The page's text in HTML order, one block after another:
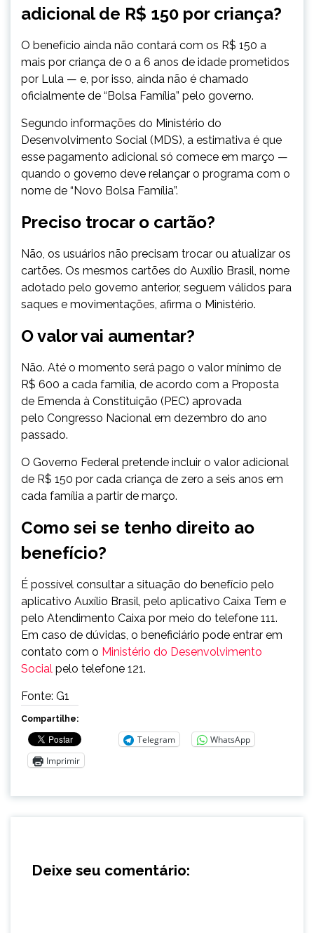
adicional de R$ 150 por criança?
O benefício ainda não contará com os R$ 150 a
mais por criança de 0 a 6 anos de idade prometidos
por Lula — e, por isso, ainda não é chamado
oficialmente de “Bolsa Família” pelo governo.
Segundo informações do Ministério do
Desenvolvimento Social (MDS), a estimativa é que
esse pagamento adicional só comece em março —
quando o governo deve relançar o programa com o
nome de “Novo Bolsa Família”.
Preciso trocar o cartão?
Não, os usuários não precisam trocar ou atualizar os
cartões. Os mesmos cartões do Auxílio Brasil, nome
adotado pelo governo anterior, seguem válidos para
saques e movimentações, afirma o Ministério.
O valor vai aumentar?
Não. Até o momento será pago o valor mínimo de
R$ 600 a cada família, de acordo com a Proposta
de Emenda à Constituição (PEC) aprovada
pelo Congresso Nacional em dezembro do ano
passado.
O Governo Federal pretende incluir o valor adicional
de R$ 150 por cada criança de zero a seis anos em
cada família a partir de março.
Como sei se tenho direito ao
benefício?
É possível consultar a situação do benefício pelo
aplicativo Auxílio Brasil, pelo aplicativo Caixa Tem e
pelo Atendimento Caixa por meio do telefone 111.
Em caso de dúvidas, o beneficiário pode entrar em
contato com o Ministério do Desenvolvimento
Social pelo telefone 121.
Fonte: G1
Compartilhe:
Telegram
WhatsApp
Imprimir
Deixe seu comentário: